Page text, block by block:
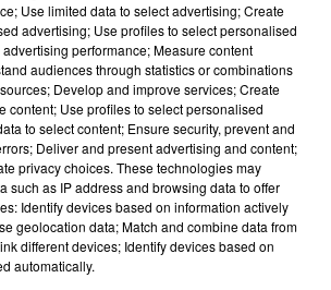
Use limited data to select advertising; Create
advertising; Use profiles to select personalised
performance; Measure content
audiences through statistics or combinations
Develop and improve services; Create
content; Use profiles to select personalised
to select content; Ensure security, prevent and
Deliver and present advertising and content;
privacy choices. These technologies may
such as IP address and browsing data to offer
Identify devices based on information actively
geolocation data; Match and combine data from
different devices; Identify devices based on
automatically.